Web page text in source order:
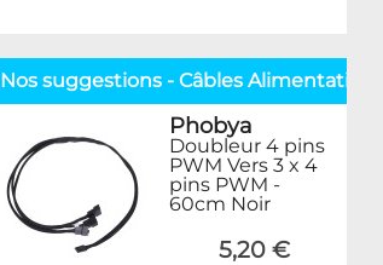
Nos suggestions - Câbles
Phobya
Doubleur 4 pins
PWM Vers 3 x 4
pins PWM -
60cm Noir
5,20 €